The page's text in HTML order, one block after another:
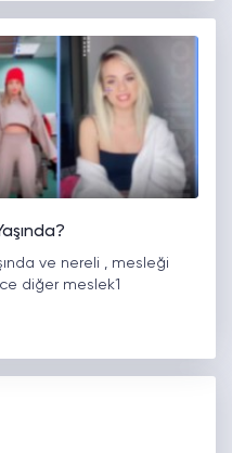
ve nereli , mesleği
diğer meslek1